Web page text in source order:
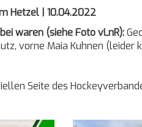
Hetzel | 10.04.2022
waren (siehe Foto vLnR):
vorne Maia Kuhnen
Seite des